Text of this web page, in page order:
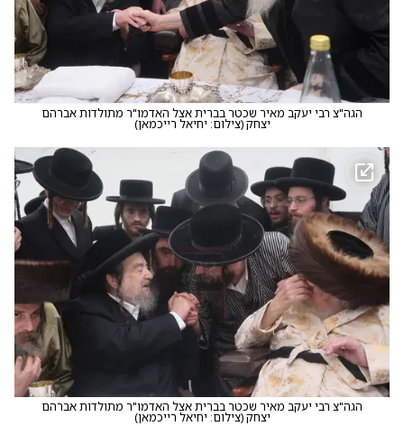
הגה"צ רבי יעקב מאיר שכטר בברית אצל האדמו"ר מתולדות אברהם
יצחק(צילום: יחיאל רייכמאן)
הגה"צ רבי יעקב מאיר שכטר בברית אצל האדמו"ר מתולדות אברהם
יצחק(צילום: יחיאל רייכמאן)